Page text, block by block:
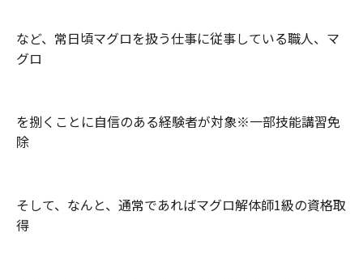
など、常日頃マグロを扱う仕事に従事している職人、マ
グロ
を捌くことに自信のある経験者が対象※一部技能講習免
除
そして、なんと、通常であればマグロ解体師1級の資格取
得